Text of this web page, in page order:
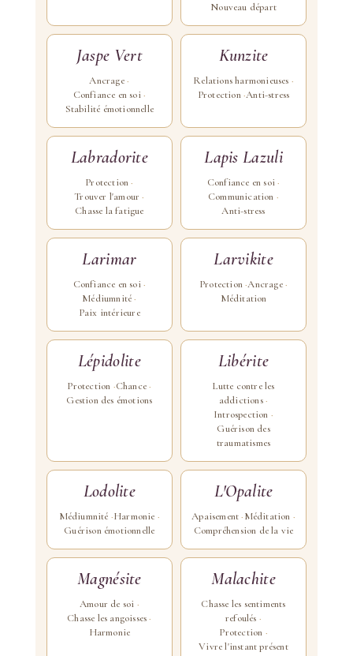
Nouveau départ
Jaspe Vert
Ancrage
Confiance en soi
Stabilité émotionnelle
Kunzite
Relations harmonieuses
Protection Anti-stress
Labradorite
Protection
Trouver l'amour
Chasse la fatigue
Lapis Lazuli
Confiance en soi
Communication
Anti-stress
Larimar
Confiance en soi
Médiumnité
Paix intérieure
Larvikite
Protection Ancrage
Méditation
Lépidolite
Protection Chance
Gestion des émotions
Libérite
Lutte contre les
addictions
Introspection
Guérison des
traumatismes
Lodolite
Médiumnité Harmonie
Guérison émotionnelle
L'Opalite
Apaisement Méditation
Compréhension de la vie
Magnésite
Amour de soi
Chasse les angoisses
Harmonie
Malachite
Chasse les sentiments
refoulés
Protection
Vivre l'instant présent